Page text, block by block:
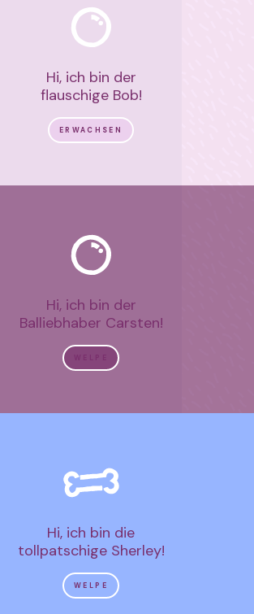
Hi, ich bin der
flauschige Bob!
ERWACHSEN
Hi, ich bin der
Balliebhaber Carsten!
Hi, ich bin die
tollpatschige Sherley!
WELPE